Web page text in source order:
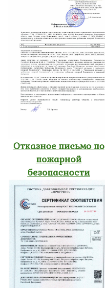
Отказное письмо по
пожарной
безопасности